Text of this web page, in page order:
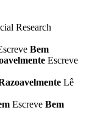
Research
Bem
Escreve
Lê
Escreve Bem